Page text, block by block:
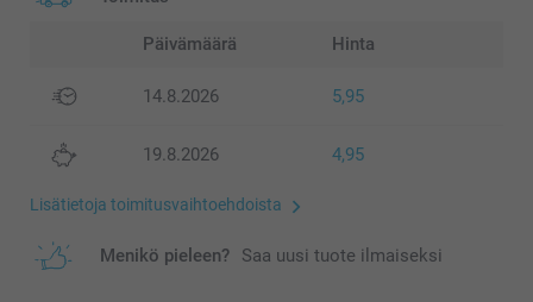
Päivämäärä Hinta
14.8.2026 5,95
19.8.2026 4,95
Lisätietoja toimitusvaihtoehdoista
Menikö pieleen? Saa uusi tuote ilmaiseksi